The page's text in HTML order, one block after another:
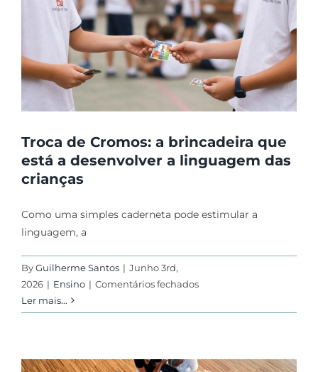
do
Colégio
do
Forte
Troca de Cromos: a brincadeira que
está a desenvolver a linguagem das
crianças
Como uma simples caderneta pode estimular a
linguagem, a
ByGuilherme Santos | Junho 3rd,
2026 | Ensino | Comentários fechadosem
de
brincadeira
Ler mais...